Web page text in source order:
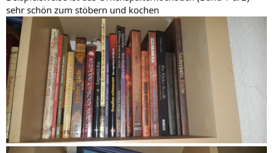
sehr schön zum stöbern und kochen